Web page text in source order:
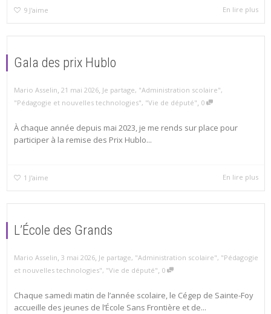
9 J'aime En lire plus
Gala des prix Hublo
Mario Asselin, 21 mai 2026, Je partage, "Administration scolaire",
"Pédagogie et nouvelles technologies", "Vie de député", 0
À chaque année depuis mai 2023, je me rends sur place pour
participer à la remise des Prix Hublo...
1 J'aime En lire plus
L’École des Grands
Mario Asselin, 3 mai 2026, Je partage, "Administration scolaire", "Pédagogie
et nouvelles technologies", "Vie de député", 0
Chaque samedi matin de l’année scolaire, le Cégep de Sainte-Foy
accueille des jeunes de l’École Sans Frontière et de...